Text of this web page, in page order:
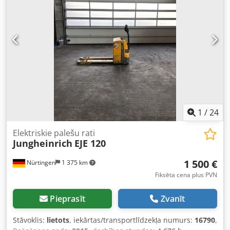
24 V, 2TPzS, 250 Ah (ražots 2019. gadā).
1 /24
Nürtingen 1 375 km
Elektriskie palešu rati
Jungheinrich EJE 120
1 500 €
Fiksēta cena plus PVN
Pieprasīt Zvanīt
Stāvoklis: lietots, iekārtas/transportlīdzekļa numurs: 16790,